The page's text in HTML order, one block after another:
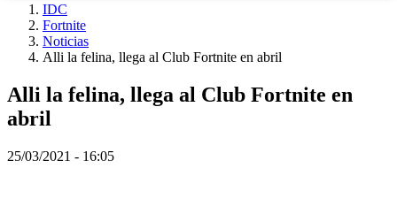
RO
RU
SR
TH
IDC
Fortnite
Noticias
Alli la felina, llega al Club Fortnite en abril
Alli la felina, llega al Club Fortnite en
abril
25/03/2021 - 16:05